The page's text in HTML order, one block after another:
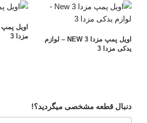
اویل پمپ مزدا 3 NEW – لوازم
یدکی مزدا 3
مزدا 3
دنبال قطعه مشخصی میگردید؟!